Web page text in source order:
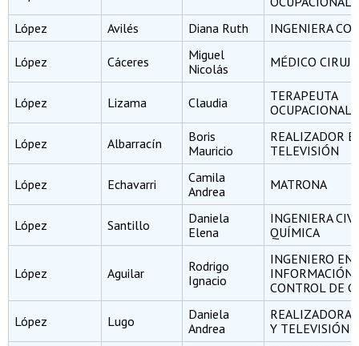
López
Avilés Diana Ruth INGENIERA
López Cáceres
Miguel
Nicolás
MÉDICO
López Lizama Claudia
TERAPEUTA
OCUPACIONAL
López Albarracín
Boris
Mauricio
REALIZADOR
TELEVISIÓN
López Echavarri
Camila
Andrea
MATRONA
López Santillo
Daniela
Elena
INGENIERA
QUÍMICA
López Aguilar
Rodrigo
Ignacio
INGENIERO EN
INFORMACIÓN
CONTROL DE
López Lugo
Daniela
Andrea
REALIZADORA
Y TELEVISIÓN